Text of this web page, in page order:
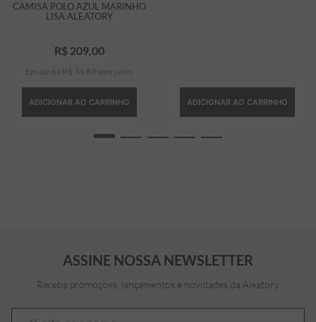
CAMISA POLO AZUL MARINHO
LISA ALEATORY
R$ 209,00
Em até 6 x R$ 34 83 sem juros
ADICIONAR AO CARRINHO ADICIONAR AO CARRINHO
ASSINE NOSSA NEWSLETTER
Receba promoções, lançamentos e novidades da Aleatory